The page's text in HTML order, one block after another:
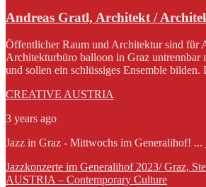
Andreas Gratl, Architekt /
Öffentlicher Raum und Architektur sind für
Architekturbüro balloon in Graz untrennbar
und sollen ein schlüssiges Ensemble
CREATIVE AUSTRIA
3 years ago
Jazz in Graz - Mittwochs im Generalihof! ...
Jazzkonzerte im Generalihof 2023/ Graz,
AUSTRIA – Contemporary Culture